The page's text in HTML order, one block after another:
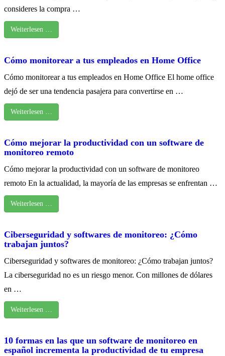
consideres la compra …
Weiterlesen …
Cómo monitorear a tus empleados en Home Office
Cómo monitorear a tus empleados en Home Office El home office
dejó de ser una tendencia pasajera para convertirse en …
Weiterlesen …
Cómo mejorar la productividad con un software de
monitoreo remoto
Cómo mejorar la productividad con un software de monitoreo
remoto En la actualidad, la mayoría de las empresas se enfrentan …
Weiterlesen …
Ciberseguridad y softwares de monitoreo: ¿Cómo
trabajan juntos?
Ciberseguridad y softwares de monitoreo: ¿Cómo trabajan juntos?
La ciberseguridad no es un riesgo menor. Con millones de dólares
en …
Weiterlesen …
10 formas en las que un software de monitoreo en
español incrementa la productividad de tu empresa